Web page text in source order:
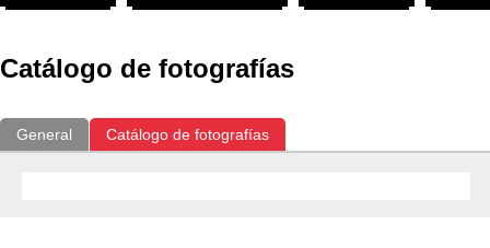
Catálogo de fotografías
General Catálogo de fotografías